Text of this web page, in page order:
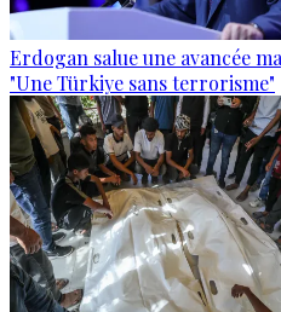
Erdogan salue une avancée
"Une Türkiye sans terrorisme"